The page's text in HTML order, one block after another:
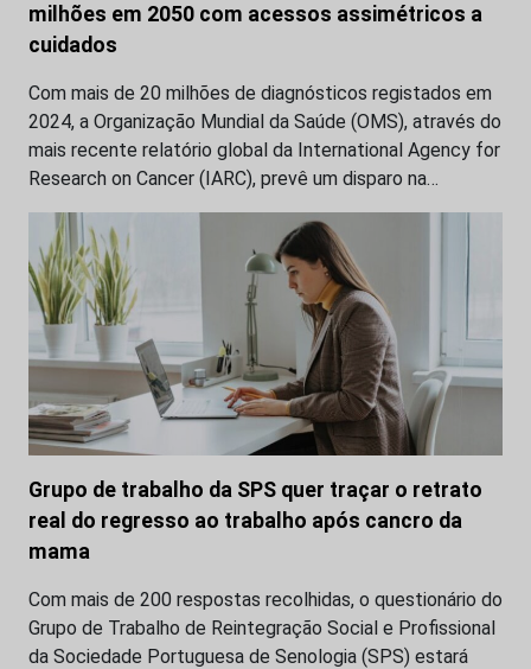
milhões em 2050 com acessos assimétricos a
cuidados
Com mais de 20 milhões de diagnósticos registados em
2024, a Organização Mundial da Saúde (OMS), através do
mais recente relatório global da International Agency for
Research on Cancer (IARC), prevê um disparo na…
Grupo de trabalho da SPS quer traçar o retrato
real do regresso ao trabalho após cancro da
mama
Com mais de 200 respostas recolhidas, o questionário do
Grupo de Trabalho de Reintegração Social e Profissional
da Sociedade Portuguesa de Senologia (SPS) estará